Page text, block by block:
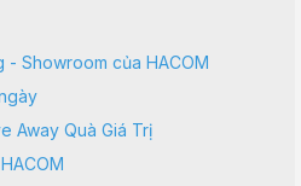
- Showroom của HACOM
Away Quà Giá Trị